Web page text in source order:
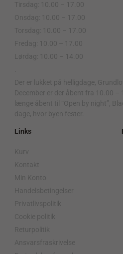
Tirsdag: 10.00 – 17.00
Onsdag: 10.00 – 17.00
Torsdag: 10.00 – 17.00
Fredag: 10.00 – 17.00
Lørdag: 10.00 – 14.00
Der er lukket på helligdage,
December er der åbent fra 10.00 –
længe åbent til “Open by night”,
dage, hvor byen fester.
Links
Kurv
Kontakt
Min Konto
Handelsbetingelser
Privatlivspolitik
Cookie politik
Returpolitik
Ansvarsfraskrivelse